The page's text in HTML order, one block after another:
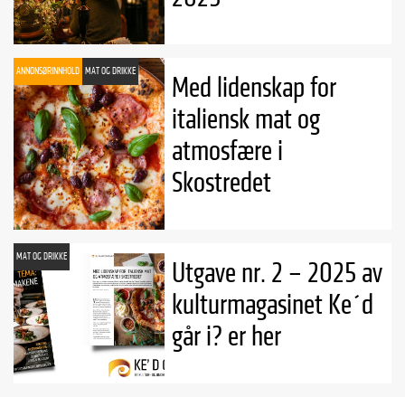
ANNONSØRINNHOLD MAT OG DRIKKE
Med lidenskap for
italiensk mat og
atmosfære i
Skostredet
MAT OG DRIKKE
Utgave nr. 2 – 2025 av
kulturmagasinet Ke´d
går i? er her